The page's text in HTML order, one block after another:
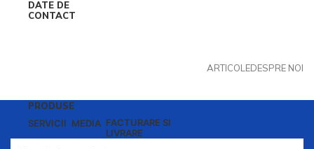
DATE DE
CONTACT
ARTICOLEDESPRE NOI
PRODUSE
SERVICII MEDIA FACTURARE SI
LIVRARE